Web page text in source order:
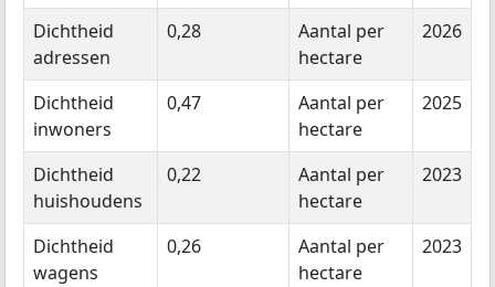
Dichtheid
adressen
0,28
Aantal per
hectare
2026
Dichtheid
inwoners
0,47
Aantal per
hectare
2025
Dichtheid
huishoudens
0,22
Aantal per
hectare
2023
Dichtheid
wagens
0,26
Aantal per
hectare
2023